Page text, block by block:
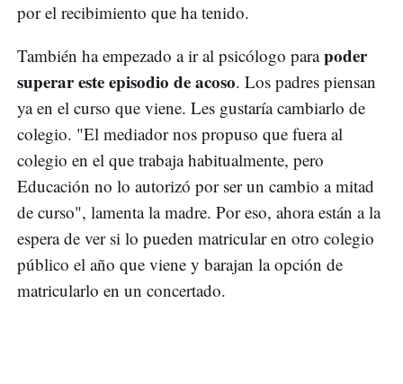
por el recibimiento que ha tenido.
También ha empezado a ir al psicólogo parapoder
superar este episodio de acoso. Los padres piensan
ya en el curso que viene. Les gustaría cambiarlo de
colegio. "El mediador nos propuso que fuera al
colegio en el que trabaja habitualmente, pero
Educación no lo autorizó por ser un cambio a mitad
de curso", lamenta la madre. Por eso, ahora están a la
espera de ver si lo pueden matricular en otro colegio
público el año que viene y barajan la opción de
matricularlo en un concertado.